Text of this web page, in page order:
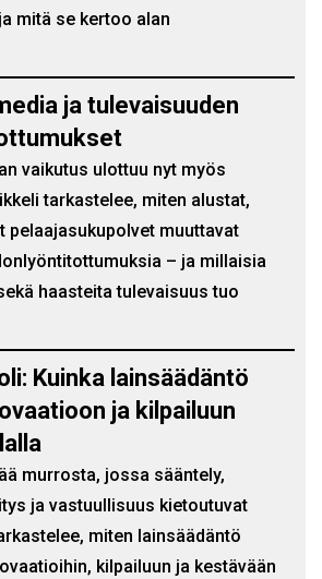
mitä se kertoo alan
ja tulevaisuuden
vaikutus ulottuu nyt myös
tarkastelee, miten alustat,
pelaajasukupolvet muuttavat
– ja millaisia
haasteita tulevaisuus tuo
Kuinka lainsäädäntö
ja kilpailuun
murrosta, jossa sääntely,
ja vastuullisuus kietoutuvat
miten lainsäädäntö
kilpailuun ja kestävään